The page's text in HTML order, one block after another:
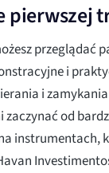
pierwszej
przeglądać
i
i
od
instrumentach,